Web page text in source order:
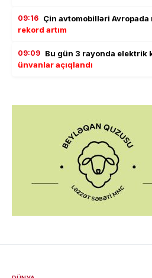
09:16 Çin avtomobilləri Avropada
rekord artım
09:09 Bu gün 3 rayonda elektrik
ünvanlar açıqlandı